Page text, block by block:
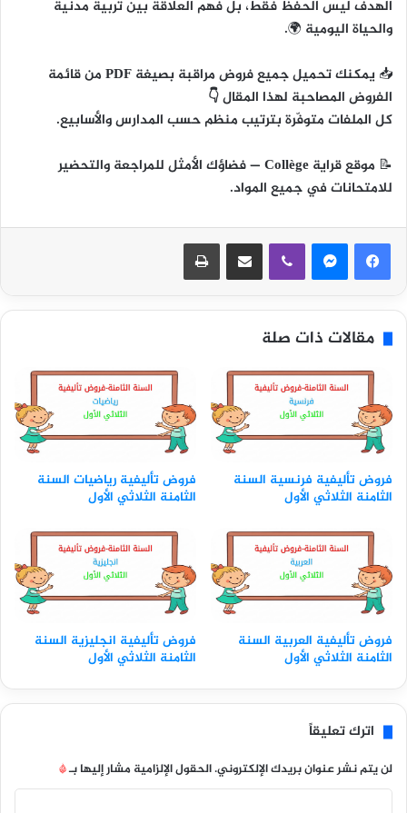
الهدف ليس الحفظ فقط، بلفهم العلاقة بين تربية مدنية
والحياة اليومية 🌍.
📥
يمكنك تحميل جميع فروض مراقبة بصيغة PDF من قائمة
الفروض المصاحبة لهذا المقال 👇
كل الملفات متوفّرة بترتيب منظم حسب المدارس والأسابيع.
📝 موقع قراية Collège
— فضاؤك الأمثل للمراجعة والتحضير
للامتحانات في جميع المواد.
مشاركة عبر البريد
مقالات ذات صلة
فروض تأليفية فرنسية السنة
الثامنة الثلاثي الأول
فروض تأليفية رياضيات السنة
الثامنة الثلاثي الأول
فروض تأليفية العربية السنة
الثامنة الثلاثي الأول
فروض تأليفية انجليزية السنة
الثامنة الثلاثي الأول
اترك تعليقاً
لن يتم نشر عنوان بريدك الإلكتروني.الحقول الإلزامية مشار إليها بـ*